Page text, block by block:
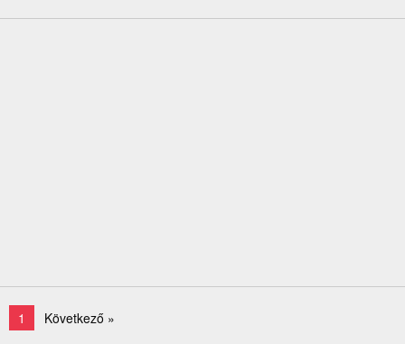
1 Következő »